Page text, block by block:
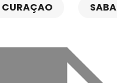
CURAÇAO SABA